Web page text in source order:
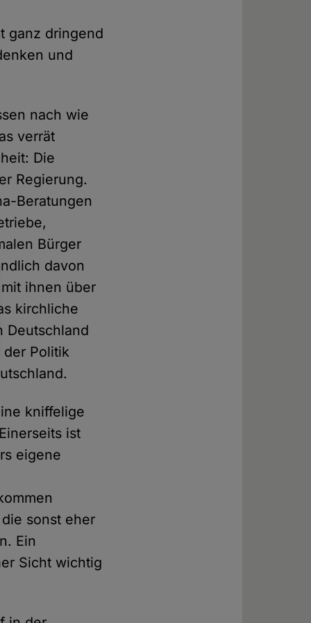
ganz dringend
und
nach wie
verrät
Die
Regierung.
Beratungen
Bürger
davon
ihnen über
kirchliche
Deutschland
Politik
kniffelige
ist
eigene
sonst eher
Ein
Sicht wichtig